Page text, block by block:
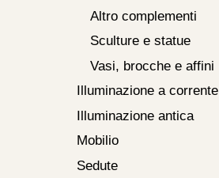
Altro complementi
Sculture e statue
Vasi, brocche e affini
Illuminazione a corrente
Illuminazione antica
Mobilio
Sedute